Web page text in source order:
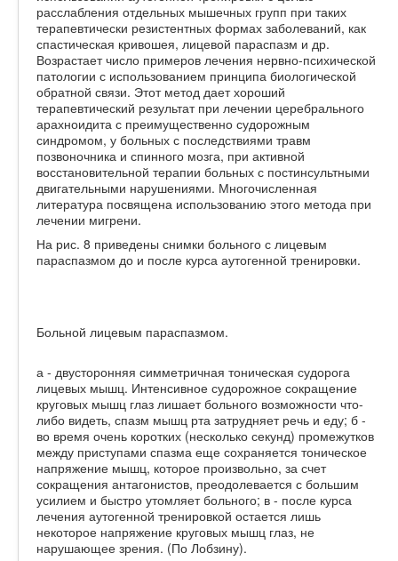
расслабления отдельных мышечных групп при таких
терапевтически резистентных формах заболеваний, как
спастическая кривошея, лицевой параспазм и др.
Возрастает число примеров лечения нервно-психической
патологии с использованием принципа биологической
обратной связи. Этот метод дает хороший
терапевтический результат при лечении церебрального
арахноидита с преимущественно судорожным
синдромом, у больных с последствиями травм
позвоночника и спинного мозга, при активной
восстановительной терапии больных с постинсультными
двигательными нарушениями. Многочисленная
литература посвящена использованию этого метода при
лечении мигрени.
На рис. 8 приведены снимки больного с лицевым
параспазмом до и после курса аутогенной тренировки.
Больной лицевым параспазмом.
а - двусторонняя симметричная тоническая судорога
лицевых мышц. Интенсивное судорожное сокращение
круговых мышц глаз лишает больного возможности что-
либо видеть, спазм мышц рта затрудняет речь и еду; б -
во время очень коротких (несколько секунд) промежутков
между приступами спазма еще сохраняется тоническое
напряжение мышц, которое произвольно, за счет
сокращения антагонистов, преодолевается с большим
усилием и быстро утомляет больного; в - после курса
лечения аутогенной тренировкой остается лишь
некоторое напряжение круговых мышц глаз, не
нарушающее зрения. (По Лобзину).